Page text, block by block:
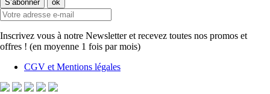
Inscrivez vous à notre Newsletter et recevez toutes nos promos et
offres ! (en moyenne 1 fois par mois)
CGV et Mentions légales